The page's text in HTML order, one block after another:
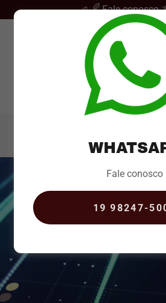
Fale conosco.
Fale conosco
19 98247-